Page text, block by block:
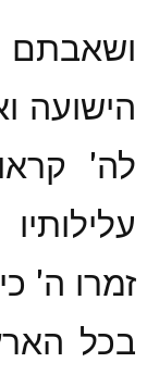
הישועה
לה'
זמרו ה'
בכל